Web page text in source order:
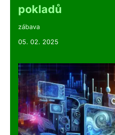
pokladů
zábava
05. 02. 2025